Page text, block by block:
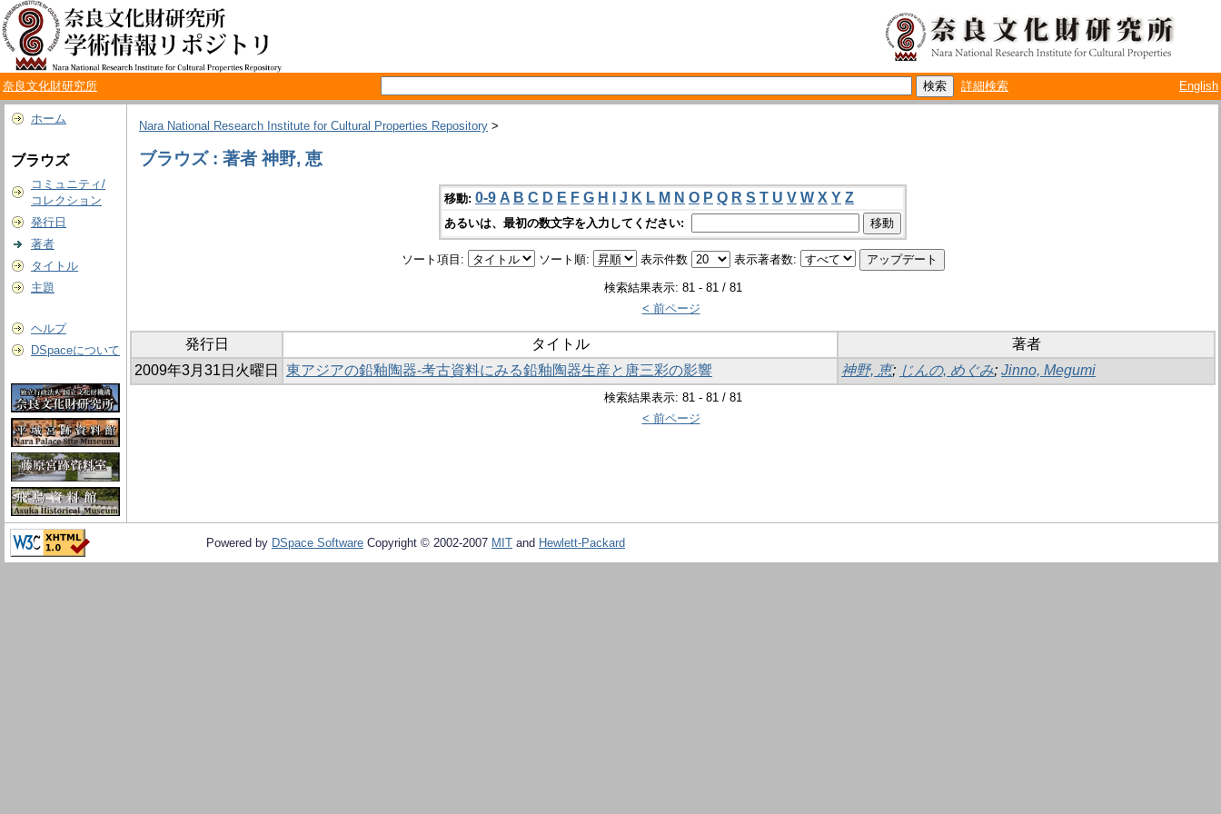
奈良文化財研究所 詳細検索 English
ホーム
ブラウズ
コミュニティ/
コレクション
発行日
著者
タイトル
主題
ヘルプ
DSpaceについて
Nara National Research Institute for Cultural Properties Repository >
ブラウズ : 著者 神野, 恵
移動: 0-9 A B C D E F G H J K L M N O P Q R S T U V W X Y Z
あるいは、最初の数文字を入力してください:
ソート項目: ソート順: 表示件数 表示著者数:
検索結果表示: 81 - 81 / 81
< 前ページ
発行日 タイトル
著者
2009年3月31日火曜日
東アジアの鉛釉陶器-考古資料にみる鉛釉陶器生産と唐三彩の影響 神野, 恵; じんの, めぐみ; Jinno, Megumi
検索結果表示: 81 - 81 / 81
< 前ページ
Powered by DSpace Software Copyright © 2002-2007 MIT and Hewlett-Packard